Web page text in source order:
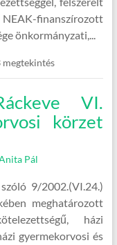
finanszírozott
önkormányzati,...
megtekintés
VI.
körzet
Pál
9/2002.(VI.24.)
meghatározott
házi
gyermekorvosi és